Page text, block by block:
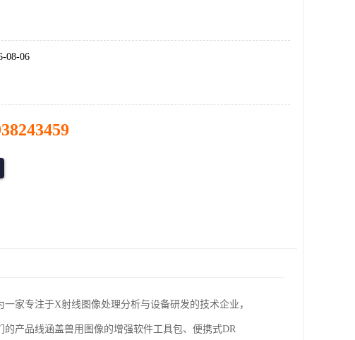
08-06
家专注于X射线图像处理分析与设备研发的技术企业，
产品线涵盖兽用图像的增强软件工具包、便携式DR